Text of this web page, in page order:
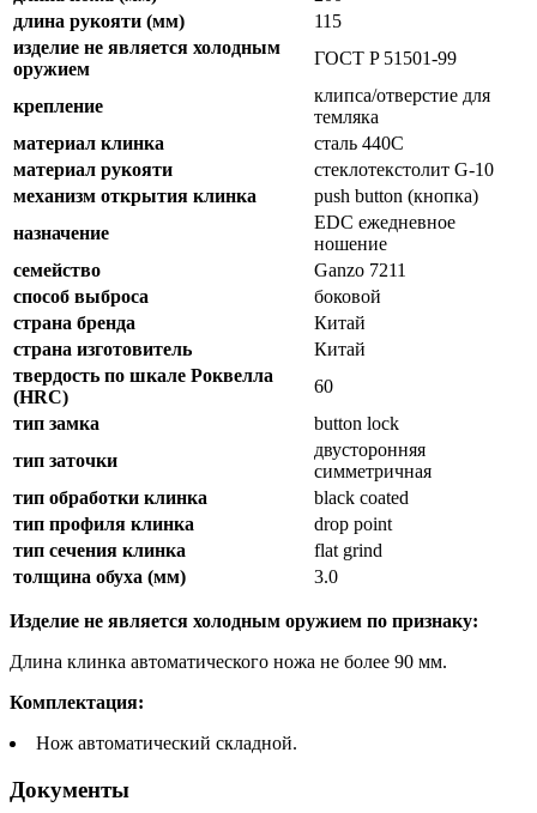
длина рукояти (мм)
115
изделие не является холодным
оружием
ГОСТ P 51501-99
крепление
клипса/отверстие для
темляка
материал клинка
сталь 440C
материал рукояти
стеклотекстолит G-10
механизм открытия клинка
push button (кнопка)
назначение
EDC ежедневное
ношение
семейство
Ganzo 7211
способ выброса
боковой
страна бренда
Китай
страна изготовитель
Китай
твердость по шкале Роквелла
(HRC)
60
тип замка
button lock
тип заточки
двусторонняя
симметричная
тип обработки клинка
black coated
тип профиля клинка
drop point
тип сечения клинка
flat grind
толщина обуха (мм)
3.0
Изделие не является холодным оружием по признаку:
Длина клинка автоматического ножа не более 90 мм.
Комплектация:
Нож автоматический складной.
Документы